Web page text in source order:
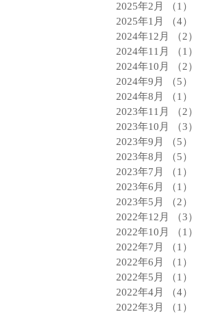
2025年2月 （1）
2025年1月
（4）
2024年12月
（2）
2024年11月
（1）
2024年10月
（2）
2024年9月
（5）
2024年8月
（1）
2023年11月
（2）
2023年10月
（3）
2023年9月
（5）
2023年8月
（5）
2023年7月
（1）
2023年6月
（1）
2023年5月
（2）
2022年12月
（3）
2022年10月
（1）
2022年7月
（1）
2022年6月
（1）
2022年5月
（1）
2022年4月
（4）
2022年3月
（1）